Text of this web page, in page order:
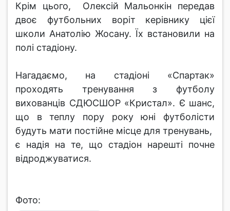
Крім цього, Олексій Мальонкін передав
двоє футбольних воріт керівнику цієї
школи Анатолію Жосану. Їх встановили на
полі стадіону.
Нагадаємо, на стадіоні «Спартак»
проходять тренування з футболу
вихованців СДЮСШОР «Кристал». Є шанс,
що в теплу пору року юні футболісти
будуть мати постійне місце для тренувань,
є надія на те, що стадіон нарешті почне
відроджуватися.
Фото: